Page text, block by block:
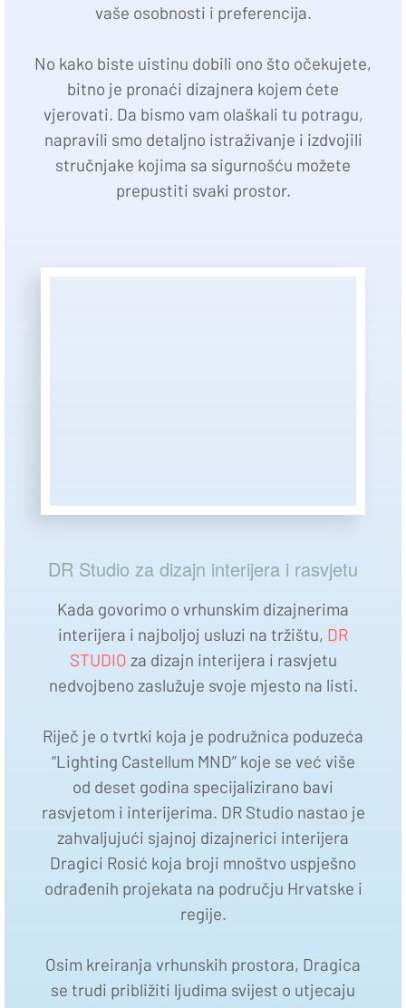
vaše osobnosti i preferencija.
No kako biste uistinu dobili ono što očekujete,
bitno je pronaći dizajnera kojem ćete
vjerovati. Da bismo vam olaškali tu potragu,
napravili smo detaljno istraživanje i izdvojili
stručnjake kojima sa sigurnošću možete
prepustiti svaki prostor.
DR Studio za dizajn interijera i rasvjetu
Kada govorimo o vrhunskim dizajnerima
interijera i najboljoj usluzi na tržištu, DR
STUDIO za dizajn interijera i rasvjetu
nedvojbeno zaslužuje svoje mjesto na listi.
Riječ je o tvrtki koja je podružnica poduzeća
“Lighting Castellum MND” koje se već više
od deset godina specijalizirano bavi
rasvjetom i interijerima. DR Studio nastao je
zahvaljujući sjajnoj dizajnerici interijera
Dragici Rosić koja broji mnoštvo uspješno
odrađenih projekata na području Hrvatske i
regije.
Osim kreiranja vrhunskih prostora, Dragica
se trudi približiti ljudima svijest o utjecaju